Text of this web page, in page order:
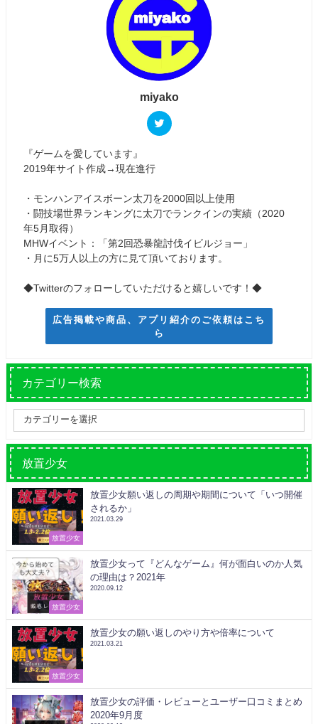
miyako
『ゲームを愛しています』
2019年サイト作成→現在進行
・モンハンアイスボーン太刀を2000回以上使用
・闘技場世界ランキングに太刀でランクインの実績（2020
年5月取得）
MHWイベント：「第2回恐暴龍討伐イビルジョー」
・月に5万人以上の方に見て頂いております。
◆Twitterのフォローしていただけると嬉しいです！◆
広告掲載や商品、アプリ紹介のご依頼はこち
ら
カテゴリー検索
放置少女
放置少女
放置少女願い返しの周期や期間について「いつ開催
されるか」
2021.03.29
放置少女
放置少女って『どんなゲーム』何が面白いのか人気
の理由は？2021年
2020.09.12
放置少女
放置少女の願い返しのやり方や倍率について
2021.03.21
放置少女の評価・レビューとユーザー口コミまとめ
2020年9月度